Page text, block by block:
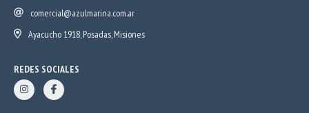
comercial@azulmarina.com.ar
Ayacucho 1918, Posadas, Misiones
REDES SOCIALES